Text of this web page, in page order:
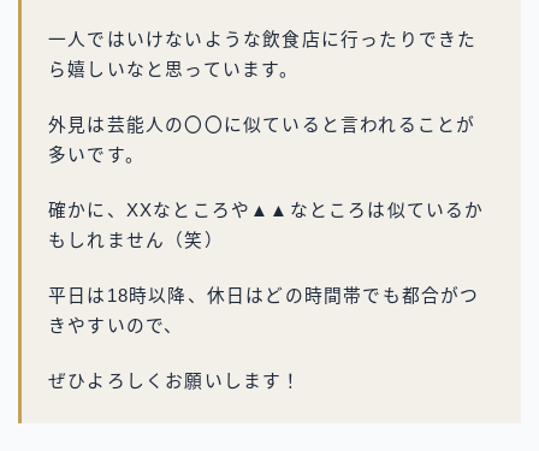
一人ではいけないような飲食店に行ったりできた
ら嬉しいなと思っています。
外見は芸能人の〇〇に似ていると言われることが
多いです。
確かに、XXなところや▲▲なところは似ているか
もしれません（笑）
平日は18時以降、休日はどの時間帯でも都合がつ
きやすいので、
ぜひよろしくお願いします！